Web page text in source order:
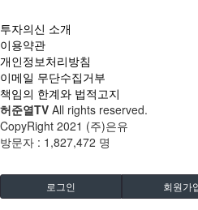
투자의신 소개
이용약관
개인정보처리방침
이메일 무단수집거부
책임의 한계와 법적고지
허준열TV All rights reserved.
CopyRight 2021 (주)은유
방문자 : 1,827,472 명
로그인 회원가